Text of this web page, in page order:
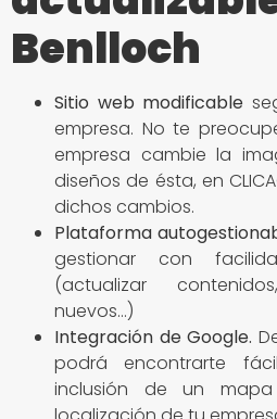
Benlloch
Sitio web modificable
empresa. No te
empresa cambie la
diseños de ésta, en
dichos cambios.
Plataforma
gestionar con
(actualizar
nuevos…)
Integración de Google.
podrá encontrarte
inclusión de un